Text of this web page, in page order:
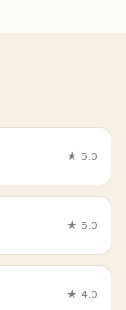
★ 5.0
★ 5.0
★ 4.0